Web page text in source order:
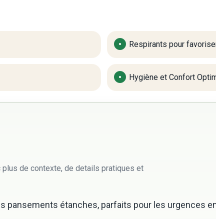
Respirants pour
Hygiène et Confort
de contexte, de details pratiques et
étanches, parfaits pour les urgences